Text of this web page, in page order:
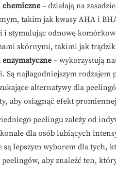
chemiczne – działają na
takim jak kwasy AHA i
stymulując odnowę
skórnymi, takimi jak
– wykorzystują
Są najłagodniejszym rodzajem
alternatywy dla
aby osiągnąć efekt
peelingu zależy od
dla osób lubiących
są lepszym wyborem dla tych,
aby znaleźć ten,